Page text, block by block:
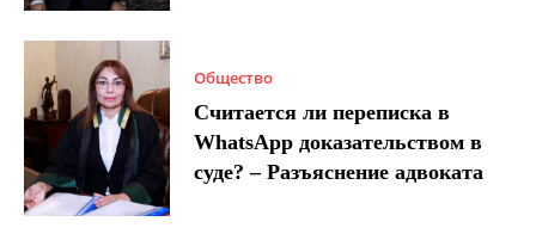
Общество
Считается ли переписка в
WhatsApp доказательством в
суде? – Разъяснение адвоката